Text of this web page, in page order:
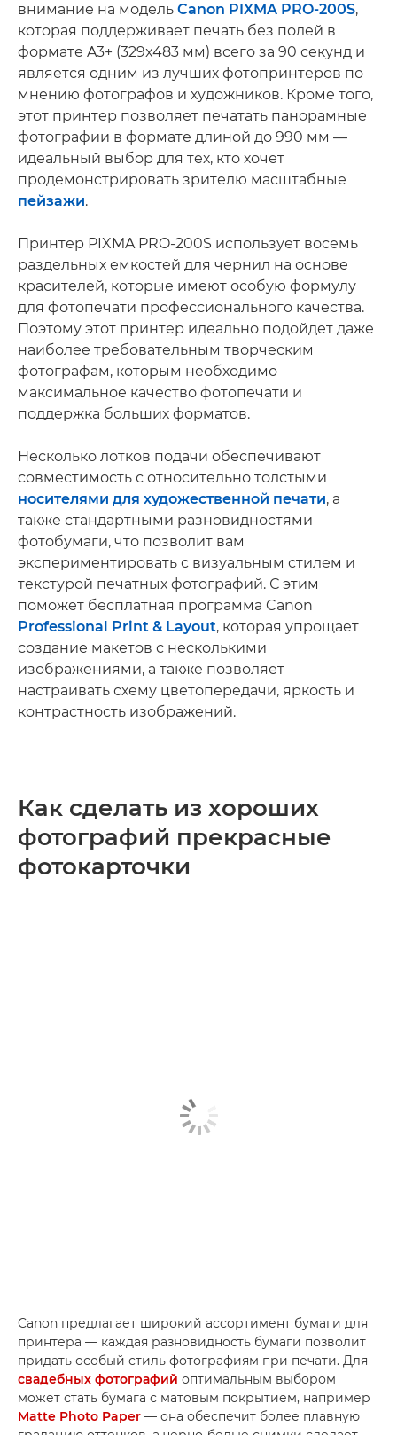
внимание на модель Canon PIXMA PRO-200S,
которая поддерживает печать без полей в
формате A3+ (329x483 мм) всего за 90 секунд и
является одним из лучших фотопринтеров по
мнению фотографов и художников. Кроме того,
этот принтер позволяет печатать панорамные
фотографии в формате длиной до 990 мм —
идеальный выбор для тех, кто хочет
продемонстрировать зрителю масштабные
пейзажи.
Принтер PIXMA PRO-200S использует восемь
раздельных емкостей для чернил на основе
красителей, которые имеют особую формулу
для фотопечати профессионального качества.
Поэтому этот принтер идеально подойдет даже
наиболее требовательным творческим
фотографам, которым необходимо
максимальное качество фотопечати и
поддержка больших форматов.
Несколько лотков подачи обеспечивают
совместимость с относительно толстыми
носителями для художественной печати, а
также стандартными разновидностями
фотобумаги, что позволит вам
экспериментировать с визуальным стилем и
текстурой печатных фотографий. С этим
поможет бесплатная программа Canon
Professional Print & Layout, которая упрощает
создание макетов с несколькими
изображениями, а также позволяет
настраивать схему цветопередачи, яркость и
контрастность изображений.
Как сделать из хороших
фотографий прекрасные
фотокарточки
Canon предлагает широкий ассортимент бумаги для
принтера — каждая разновидность бумаги позволит
придать особый стиль фотографиям при печати. Для
свадебных фотографий оптимальным выбором
может стать бумага с матовым покрытием, например
Matte Photo Paper — она обеспечит более плавную